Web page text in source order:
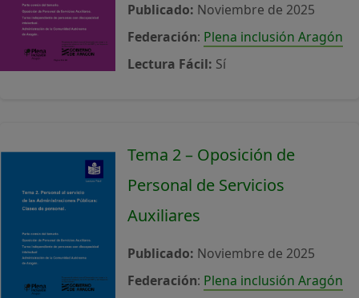
Publicado: Noviembre de 2025
Federación: Plena inclusión Aragón
Lectura Fácil: Sí
Tema 2 – Oposición de
Personal de Servicios
Auxiliares
Publicado: Noviembre de 2025
Federación: Plena inclusión Aragón